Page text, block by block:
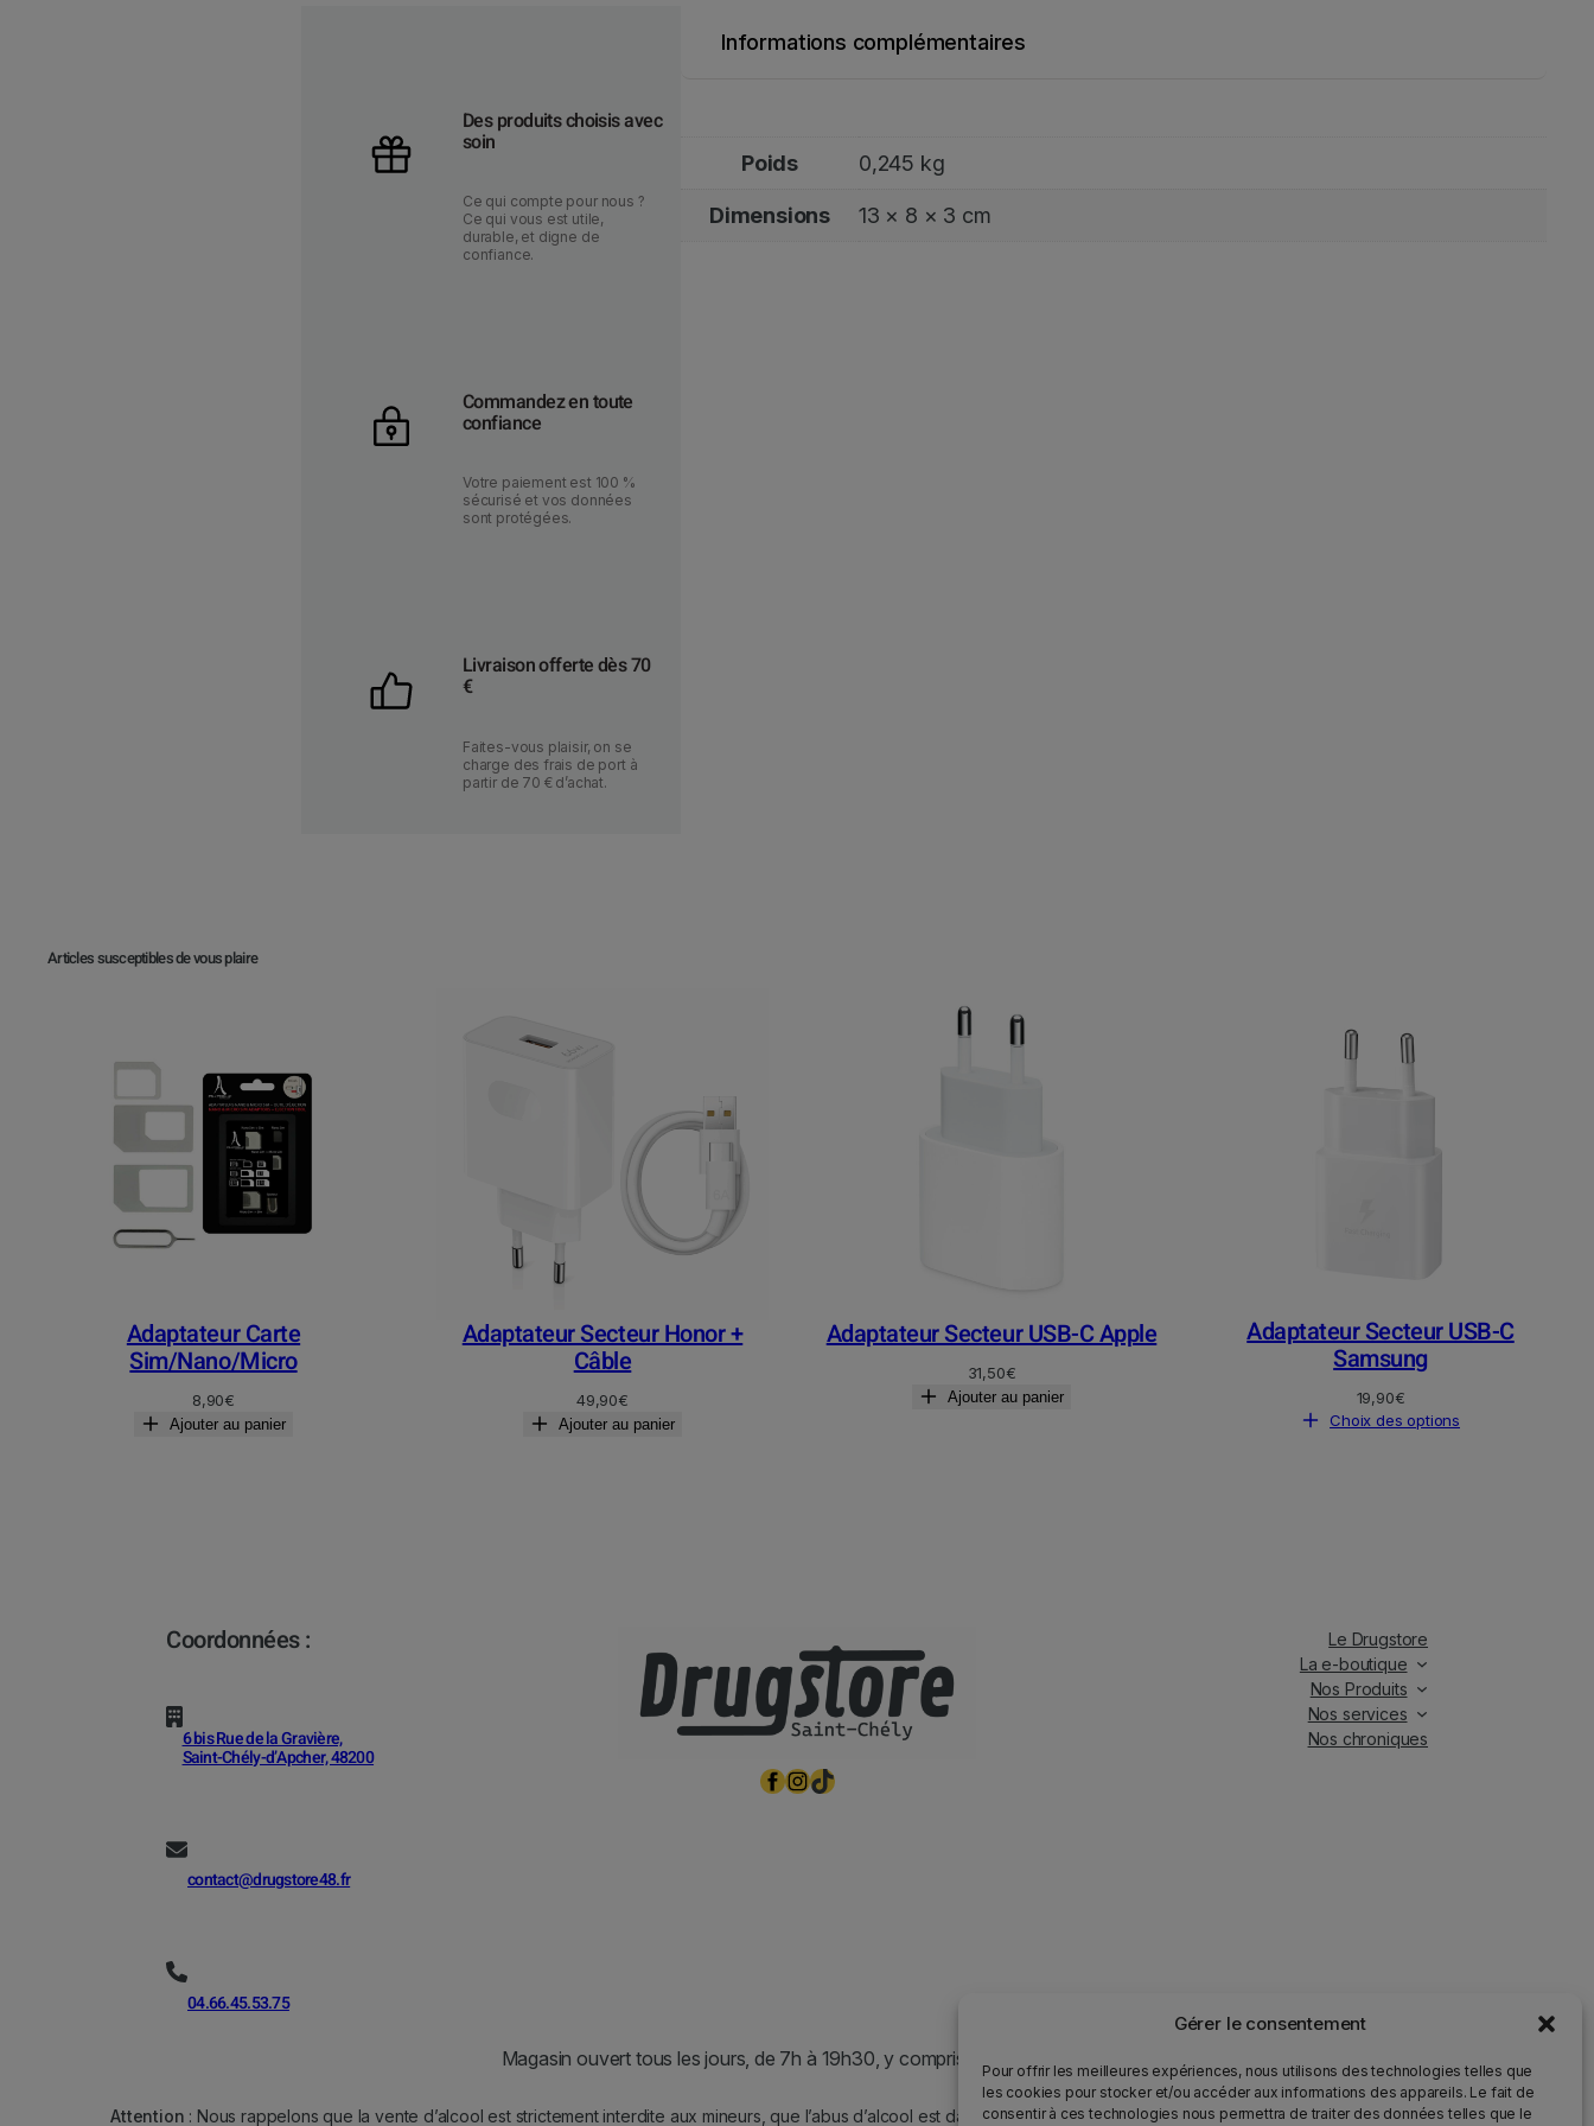
Gérer le consentement
Pour offrir les meilleures expériences, nous utilisons des technologies telles que
les cookies pour stocker et/ou accéder aux informations des appareils. Le fait de
consentir à ces technologies nous permettra de traiter des données telles que le
Informations complémentaires
Poids 0,245 kg
Dimensions 13 × 8 × 3 cm
Des produits choisis avec
soin
Ce qui compte pour nous ?
Ce qui vous est utile,
durable, et digne de
confiance.
Commandez en toute
confiance
Votre paiement est 100 %
sécurisé et vos données
sont protégées.
Livraison offerte dès 70
€
Faites-vous plaisir, on se
charge des frais de port à
partir de 70 € d’achat.
Articles susceptibles de vous plaire
Adaptateur Carte
Sim/Nano/Micro
8,90€
Ajouter au panier
Adaptateur Secteur Honor +
Câble
49,90€
Ajouter au panier
Adaptateur Secteur USB-C Apple
31,50€
Ajouter au panier
Adaptateur Secteur USB-C
Samsung
19,90€
Choix des options
Coordonnées :
6 bis Rue de la Gravière,
Saint-Chély-d’Apcher, 48200
contact@drugstore48.fr
04.66.45.53.75
FacebookInstagramTikTok
Le Drugstore
La e-boutique
Nos Produits
Nos services
Nos chroniques
Magasin ouvert tous les jours, de 7h à 19h30, y compris les jours fériés.
Attention : Nous rappelons que la vente d’alcool est strictement interdite aux mineurs, que l’abus d’alcool est dangereux pour la santé et qu’il doit être consommé avec modération.